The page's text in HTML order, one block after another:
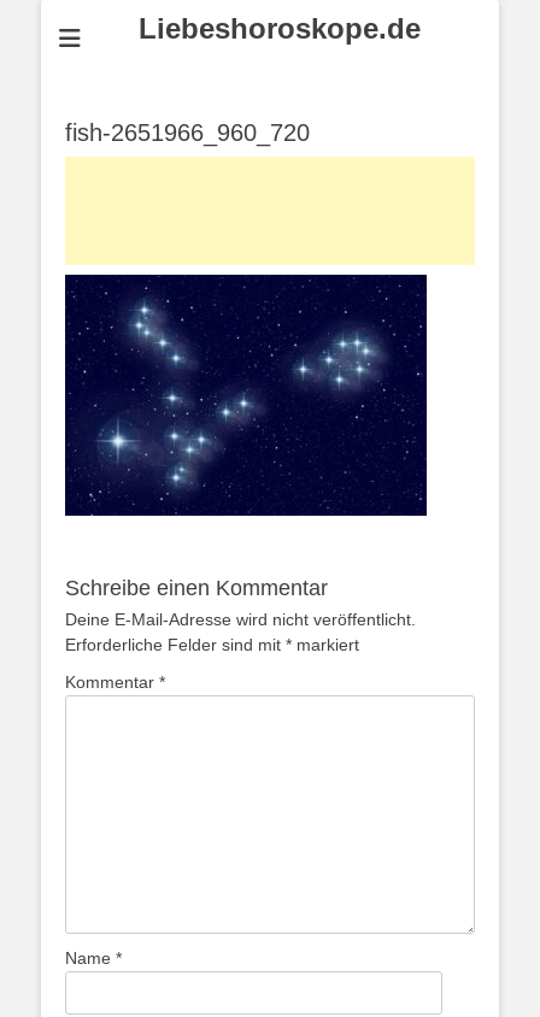
Liebeshoroskope.de
fish-2651966_960_720
Schreibe einen Kommentar
Deine E-Mail-Adresse wird nicht veröffentlicht.
Erforderliche Felder sind mit * markiert
Kommentar *
Name *